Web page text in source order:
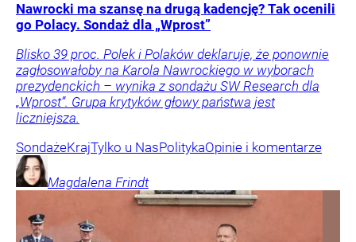
Nawrocki ma szansę na drugą kadencję? Tak ocenili
go Polacy. Sondaż dla „Wprost”
Blisko 39 proc. Polek i Polaków deklaruje, że ponownie
zagłosowałoby na Karola Nawrockiego w wyborach
prezydenckich – wynika z sondażu SW Research dla
„Wprost”. Grupa krytyków głowy państwa jest
liczniejsza.
SondażeKrajTylko u NasPolitykaOpinie i komentarze
Magdalena Frindt